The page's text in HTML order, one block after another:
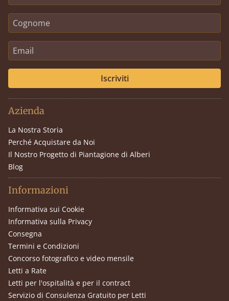
Iscriviti
Azienda
La Nostra Storia
Perché Acquistare da Noi
Il Nostro Progetto di Piantagione di Alberi
Blog
Informazioni
Informativa sui Cookie
Informativa sulla Privacy
Consegna
Termini e Condizioni
Concorso fotografico e video mensile
Letti a Rate
Letti per l'ospitalità e per il contract
Servizio di Consulenza Gratuito per Letti